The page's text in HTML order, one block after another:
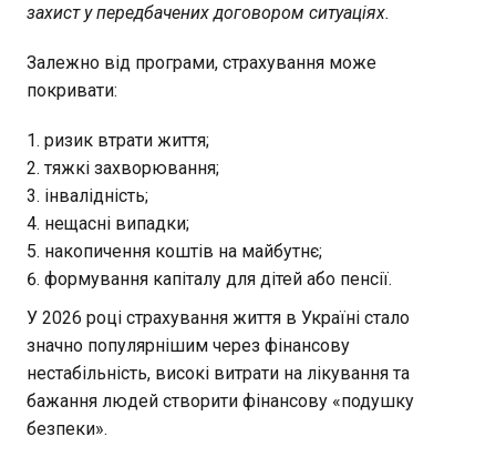
захист у передбачених договором ситуаціях.
Залежно від програми, страхування може
покривати:
ризик втрати життя;
тяжкі захворювання;
інвалідність;
нещасні випадки;
накопичення коштів на майбутнє;
формування капіталу для дітей або пенсії.
У 2026 році страхування життя в Україні стало
значно популярнішим через фінансову
нестабільність, високі витрати на лікування та
бажання людей створити фінансову «подушку
безпеки».